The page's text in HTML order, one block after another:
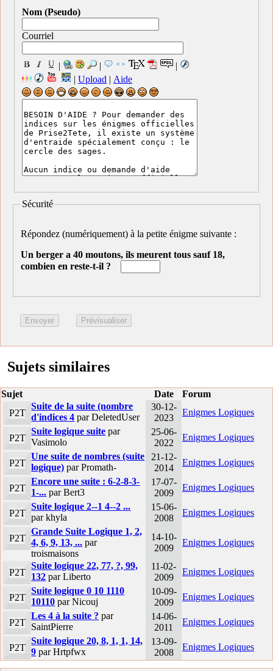
Nom (Pseudo)
Courriel
| |
|
| Upload | Aide
Sécurité
Répondez (numériquement) à la petite énigme suivante :
Un berger a 40 moutons, ils meurent tous sauf 18,
combien en reste-t-il ?
Sujets similaires
Sujet Date
Forum
P2T
Suite de la suite (nombre
d'indices 4 par DeletedUser
30-12-
2023
Enigmes Logiques
P2T
Suite logique suite par
Vasimolo
25-06-
2022
Enigmes Logiques
P2T
Une suite de nombres (suite
logique) par Promath-
21-12-
2014
Enigmes Logiques
P2T
Encore une suite : 6-2-8-3-
1-... par Bert3
17-07-
2009
Enigmes Logiques
P2T
Suite logique 2--1 4--2 ...
par khyla
15-06-
2008
Enigmes Logiques
P2T
Grande Suite Logique 1, 2,
4, 6, 9, 13, ... par
troismaisons
14-10-
2009
Enigmes Logiques
P2T
Suite logique 22, 77, ?, 99,
132 par Liberto
11-02-
2009
Enigmes Logiques
P2T
Suite logique 0 10 1110
10110 par Nicouj
10-09-
2009
Enigmes Logiques
P2T
Les 4 à la suite ? par
SaintPierre
14-06-
2011
Enigmes Logiques
P2T
Suite logique 20, 8, 1, 1, 14,
9 par Hrtpfwx
13-09-
2008
Enigmes Logiques